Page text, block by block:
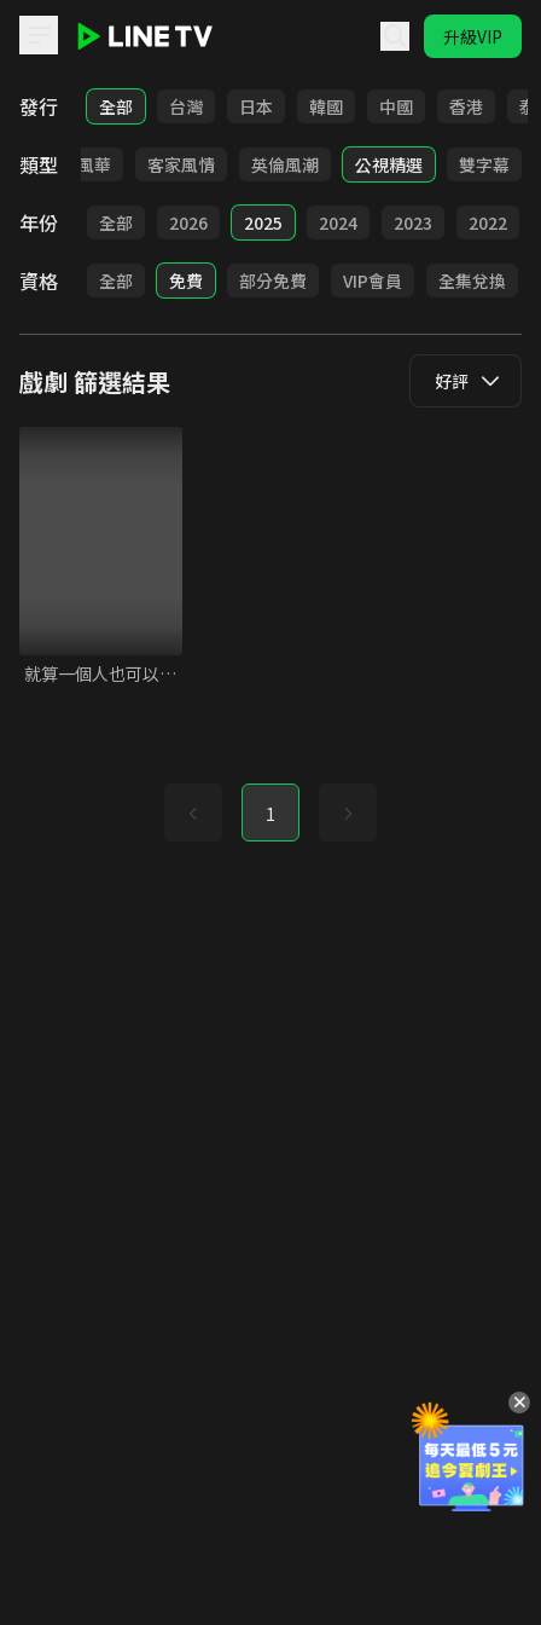
升級VIP
LINE TV - 戲劇
發行 全部 台灣 日本 韓國 中國 香港 泰
類型台語風華 客家風情 英倫風潮 公視精選 雙字幕
年份 全部 2026 2025 2024 2023 2022
資格 全部 免費 部分免費 VIP會員 全集兌換
戲劇 篩選結果 好評
就算一個人也可以好好的吃飯 - 第二季
1